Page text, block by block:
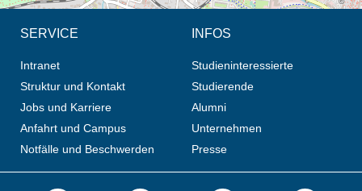
SERVICE
Intranet
Struktur und Kontakt
Jobs und Karriere
Anfahrt und Campus
Notfälle und Beschwerden
INFOS
Studieninteressierte
Studierende
Alumni
Unternehmen
Presse